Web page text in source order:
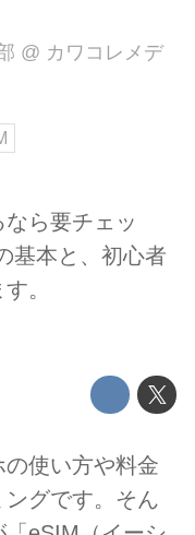
@ カワコレメデ
ら要チェッ
基本と、初心者
。
使い方や料金
グです。そん